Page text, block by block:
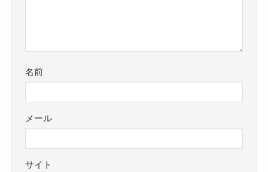
名前
メール
サイト